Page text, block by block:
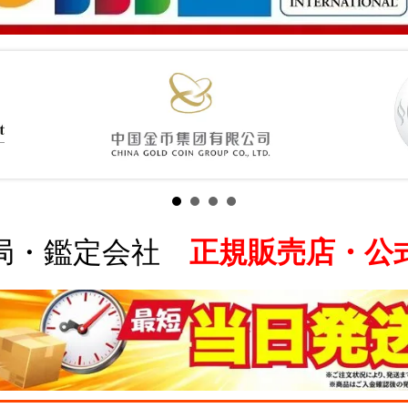
・鑑定会社 正規販売店・公